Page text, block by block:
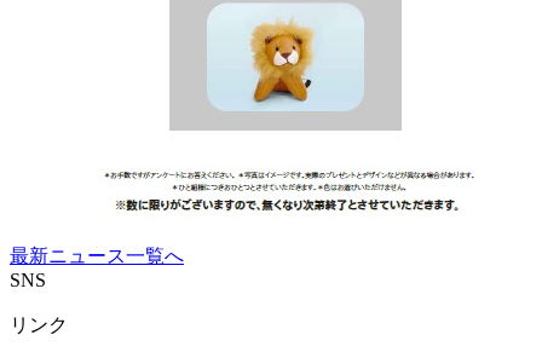
最新ニュース一覧へ
SNS
リンク